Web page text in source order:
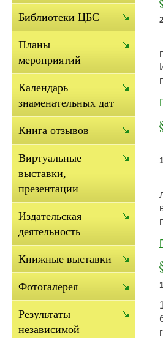
Библиотеки ЦБС
Планы
мероприятий
Календарь
знаменательных дат
Книга отзывов
Виртуальные
выставки,
презентации
Издательская
деятельность
Книжные выставки
Фотогалерея
Результаты
независимой